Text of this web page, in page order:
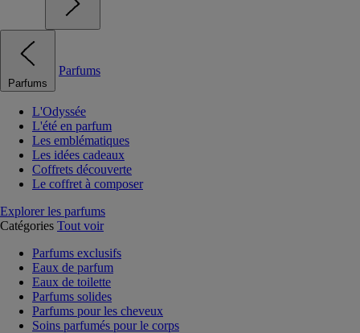
Parfums
Parfums
L'Odyssée
L'été en parfum
Les emblématiques
Les idées cadeaux
Coffrets découverte
Le coffret à composer
Explorer les parfums
Catégories Tout voir
Parfums exclusifs
Eaux de parfum
Eaux de toilette
Parfums solides
Parfums pour les cheveux
Soins parfumés pour le corps